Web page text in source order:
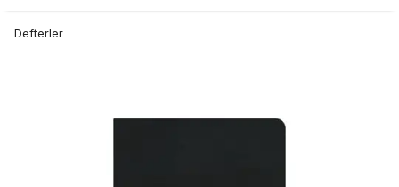
Defterler